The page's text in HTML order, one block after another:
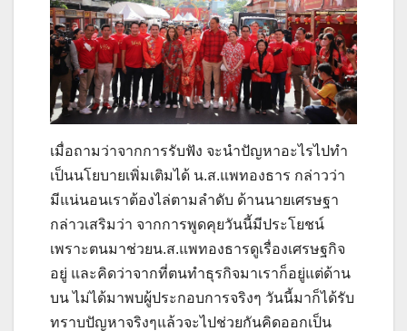
เมื่อถามว่าจากการรับฟัง จะนำปัญหาอะไรไปทำ
เป็นนโยบายเพิ่มเติมได้ น.ส.แพทองธาร กล่าวว่า
มีแน่นอนเราต้องไล่ตามลำดับ ด้านนายเศรษฐา
กล่าวเสริมว่า จากการพูดคุยวันนี้มีประโยชน์
เพราะตนมาช่วยน.ส.แพทองธารดูเรื่องเศรษฐกิจ
อยู่ และคิดว่าจากที่ตนทำธุรกิจมาเราก็อยู่แต่ด้าน
บน ไม่ได้มาพบผู้ประกอบการจริงๆ วันนี้มาก็ได้รับ
ทราบปัญหาจริงๆแล้วจะไปช่วยกันคิดออกเป็น